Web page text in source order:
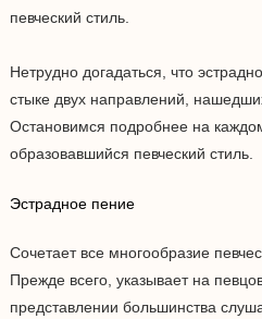
певческий стиль.
Нетрудно догадаться, что
стыке двух направлений,
Остановимся подробнее на
образовавшийся певческий стиль.
Эстрадное пение
Сочетает все многообразие
Прежде всего, указывает на
представлении большинства